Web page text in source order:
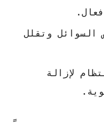
السوائل وتقلل
لإزالة